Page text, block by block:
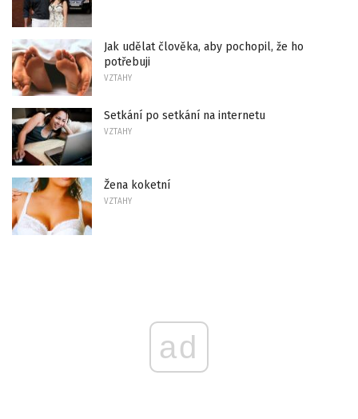
Jak udělat člověka, aby pochopil, že ho
potřebuji
VZTAHY
Setkání po setkání na internetu
VZTAHY
Žena koketní
VZTAHY
ad